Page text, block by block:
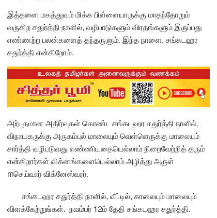
இத்தனை மகத்துவம் மிக்க பிள்ளையாருக்கு மாதந்தோறும்
வருகிற சதுர்த்தி நாளில், வழிபாடுகளும் விரதங்களும் இருப்பது
எண்ணற்ற பலன்களைத் தந்தருளும். இந்த நாளை, சங்கடஹர
சதுர்த்தி என்கிறோம்.
அற்புதமான அதிர்வுகள் கொண்ட சங்கடஹர சதுர்த்தி நாளில்,
விநாயகருக்கு அருகம்புல் மாலையும் வெள்ளெருக்கு மாலையும்
சார்த்தி வழிபடுவது எண்ணியதையெல்லாம் நிறைவேற்றித் தரும்
என்கிறார்கள் விக்னங்களையெல்லாம் அழித்து அருள்
mசெய்வார் விக்னேஸ்வரர்.
சங்கடஹர சதுர்த்தி நாளில், வீட்டில், காலையும் மாலையும்
விளக்கேற்றுங்கள். நவம்பர் 12ம் தேதி சங்கடஹர சதுர்த்தி.